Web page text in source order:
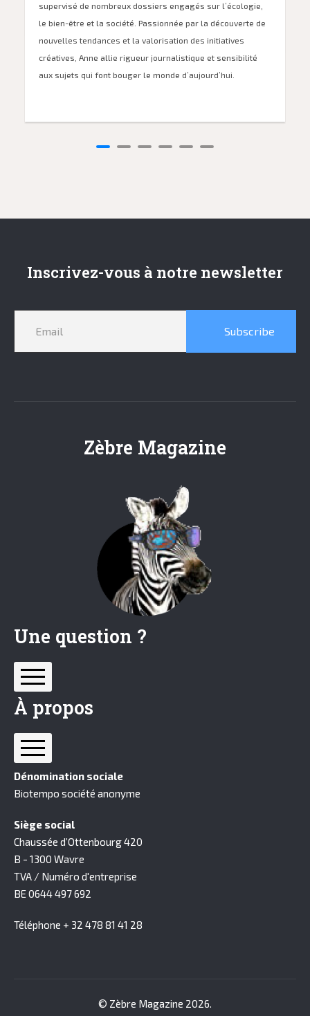
supervisé de nombreux dossiers engagés sur l’écologie,
le bien-être et la société. Passionnée par la découverte de
nouvelles tendances et la valorisation des initiatives
créatives, Anne allie rigueur journalistique et sensibilité
aux sujets qui font bouger le monde d’aujourd’hui.
Inscrivez-vous à notre newsletter
Subscribe
Zèbre Magazine
Une question ?
FAQ
Nous contacter
Mes informations
À propos
Qui sommes nous ?
Nos engagements
Confidentialité des Données
Dénomination sociale
Biotempo société anonyme
Siège social
Chaussée d’Ottenbourg 420
B - 1300 Wavre
TVA / Numéro d'entreprise
BE 0644 497 692
Téléphone + 32 478 81 41 28
© Zèbre Magazine 2026.